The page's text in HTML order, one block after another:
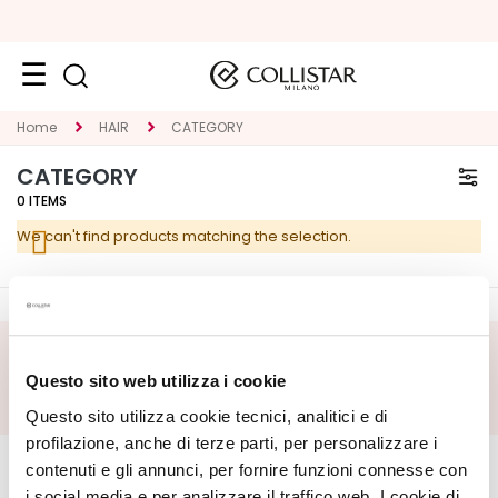
Questo sito web utilizza i cookie
Questo sito utilizza cookie tecnici, analitici e di
profilazione, anche di terze parti, per personalizzare i
contenuti e gli annunci, per fornire funzioni connesse con
Face
C
A
T
E
O
S
p
e
c
Home HAIR CATEGORY
CATEGORY
0 ITEMS
We can't find products matching the selection.
CORPORATE
About Us
MY PROFILE
Account Information